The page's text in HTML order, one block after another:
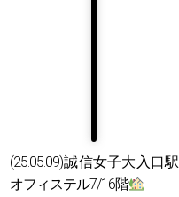
(25.05.09)誠信女子大入口駅
オフィステル7/16階